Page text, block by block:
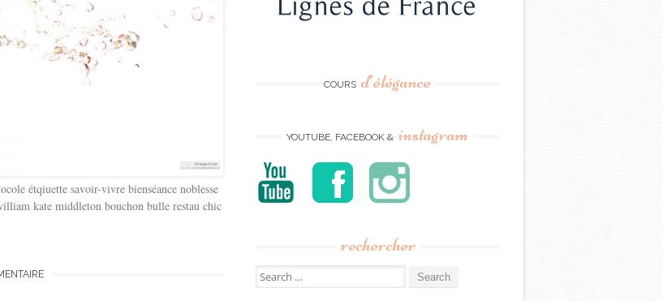
étqiuette savoir-vivre bienséance noblesse
kate middleton bouchon bulle restau chic
COURS d’élégance
YOUTUBE, FACEBOOK & instagram
rechercher
Search
for: